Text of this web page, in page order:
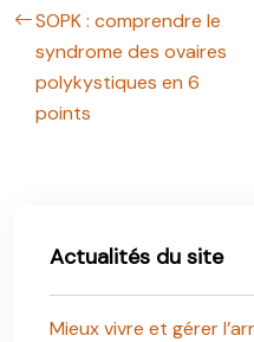
SOPK : comprendre le
syndrome des ovaires
polykystiques en 6
points
Actualités du site
Mieux vivre et gérer